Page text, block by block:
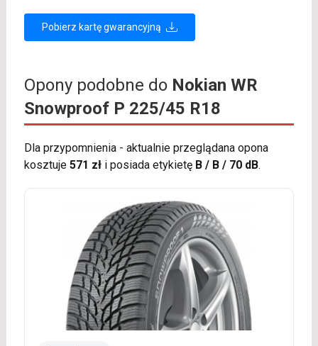
Pobierz kartę gwarancyjną
Opony podobne do Nokian WR
Snowproof P 225/45 R18
Dla przypomnienia - aktualnie przeglądana opona
kosztuje 571 złi posiada etykietę B / B / 70 dB.